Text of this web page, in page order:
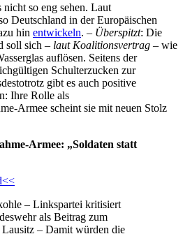
so eng sehen. Laut
Deutschland in der Europäischen
hin entwickeln. – Überspitzt: Die
soll sich – laut Koalitionsvertrag – wie
auflösen. Seitens der
Schulterzucken zur
gibt es auch positive
Ihre Rolle als
Armee scheint sie mit neuen Stolz
Armee: „Soldaten statt
– Linkspartei kritisiert
als Beitrag zum
– Damit würden die